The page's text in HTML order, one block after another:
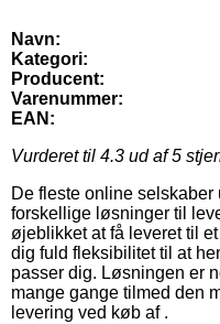
Navn:
Kategori:
Producent:
Varenummer:
EAN:
Vurderet til 4.3 ud af 5
De fleste online
forskellige løsninger til
øjeblikket at få leveret til
dig fuld fleksibilitet til at
passer dig. Løsningen er
mange gange tilmed den
levering ved køb af .